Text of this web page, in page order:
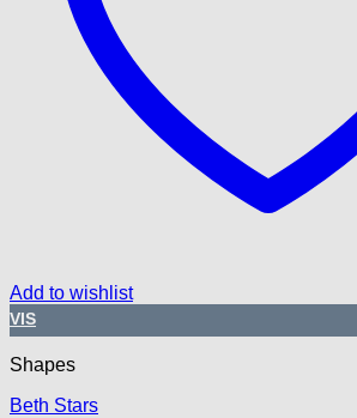
Add to wishlist
VIS
Shapes
Beth Stars